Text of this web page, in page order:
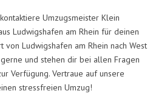
Umzugsmeister Klein
Ludwigshafen am Rhein für deinen
Ludwigshafen am Rhein nach West
und stehen dir bei allen Fragen
Verfügung. Vertraue auf unsere
stressfreien Umzug!